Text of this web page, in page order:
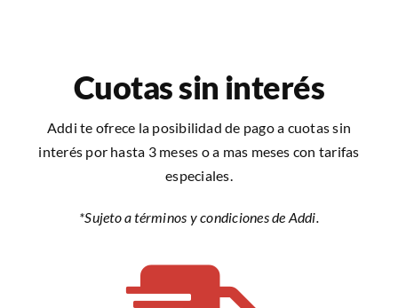
Cuotas sin interés
Addi te ofrece la posibilidad de pago a cuotas sin
interés por hasta 3 meses o a mas meses con tarifas
especiales.
*Sujeto a términos y condiciones de Addi.